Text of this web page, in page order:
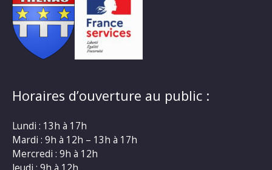
Horaires d’ouverture au public :
Lundi : 13h à 17h
Mardi : 9h à 12h – 13h à 17h
Mercredi : 9h à 12h